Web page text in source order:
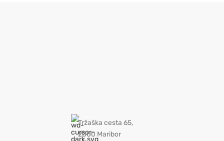
Tržaška cesta 65,
2000 Maribor